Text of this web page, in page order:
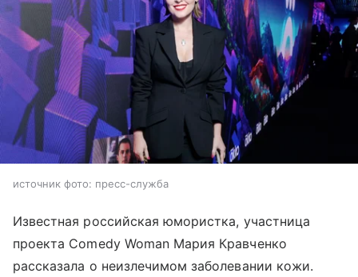
источник фото: пресс-служба
Известная российская юмористка, участница
проекта Comedy Woman Мария Кравченко
рассказала о неизлечимом заболевании кожи.